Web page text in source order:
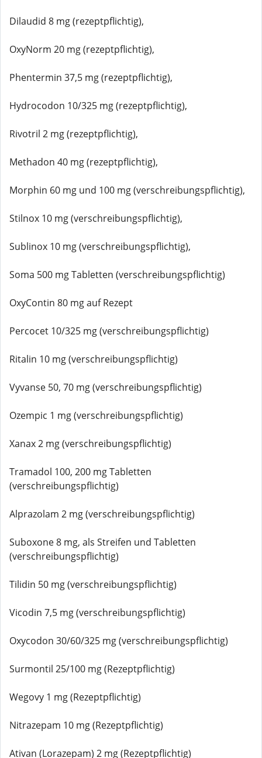
Dilaudid 8 mg (rezeptpflichtig),
OxyNorm 20 mg (rezeptpflichtig),
Phentermin 37,5 mg (rezeptpflichtig),
Hydrocodon 10/325 mg (rezeptpflichtig),
Rivotril 2 mg (rezeptpflichtig),
Methadon 40 mg (rezeptpflichtig),
Morphin 60 mg und 100 mg (verschreibungspflichtig),
Stilnox 10 mg (verschreibungspflichtig),
Sublinox 10 mg (verschreibungspflichtig),
Soma 500 mg Tabletten (verschreibungspflichtig)
OxyContin 80 mg auf Rezept
Percocet 10/325 mg (verschreibungspflichtig)
Ritalin 10 mg (verschreibungspflichtig)
Vyvanse 50, 70 mg (verschreibungspflichtig)
Ozempic 1 mg (verschreibungspflichtig)
Xanax 2 mg (verschreibungspflichtig)
Tramadol 100, 200 mg Tabletten
(verschreibungspflichtig)
Alprazolam 2 mg (verschreibungspflichtig)
Suboxone 8 mg, als Streifen und Tabletten
(verschreibungspflichtig)
Tilidin 50 mg (verschreibungspflichtig)
Vicodin 7,5 mg (verschreibungspflichtig)
Oxycodon 30/60/325 mg (verschreibungspflichtig)
Surmontil 25/100 mg (Rezeptpflichtig)
Wegovy 1 mg (Rezeptpflichtig)
Nitrazepam 10 mg (Rezeptpflichtig)
Ativan (Lorazepam) 2 mg (Rezeptpflichtig)